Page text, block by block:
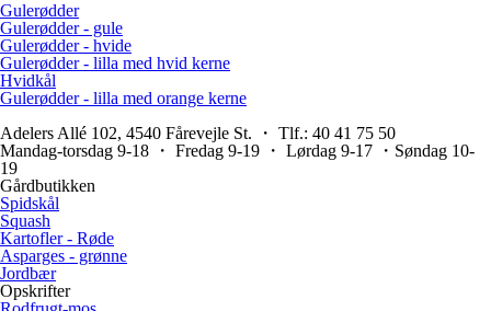
Gulerødder
Gulerødder - gule
Gulerødder - hvide
Gulerødder - lilla med hvid kerne
Hvidkål
Gulerødder - lilla med orange kerne
Adelers Allé 102, 4540 Fårevejle St. ・ Tlf.: 40 41 75 50
Mandag-torsdag 9-18 ・ Fredag 9-19 ・ Lørdag 9-17 ・Søndag 10-
19
Gårdbutikken
Spidskål
Squash
Kartofler - Røde
Asparges - grønne
Jordbær
Opskrifter